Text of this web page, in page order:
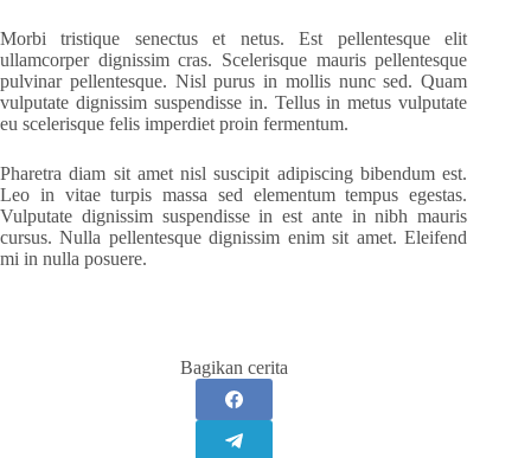
Morbi tristique senectus et netus. Est pellentesque elit
ullamcorper dignissim cras. Scelerisque mauris pellentesque
pulvinar pellentesque. Nisl purus in mollis nunc sed. Quam
vulputate dignissim suspendisse in. Tellus in metus vulputate
eu scelerisque felis imperdiet proin fermentum.
Pharetra diam sit amet nisl suscipit adipiscing bibendum est.
Leo in vitae turpis massa sed elementum tempus egestas.
Vulputate dignissim suspendisse in est ante in nibh mauris
cursus. Nulla pellentesque dignissim enim sit amet. Eleifend
mi in nulla posuere.
Bagikan cerita